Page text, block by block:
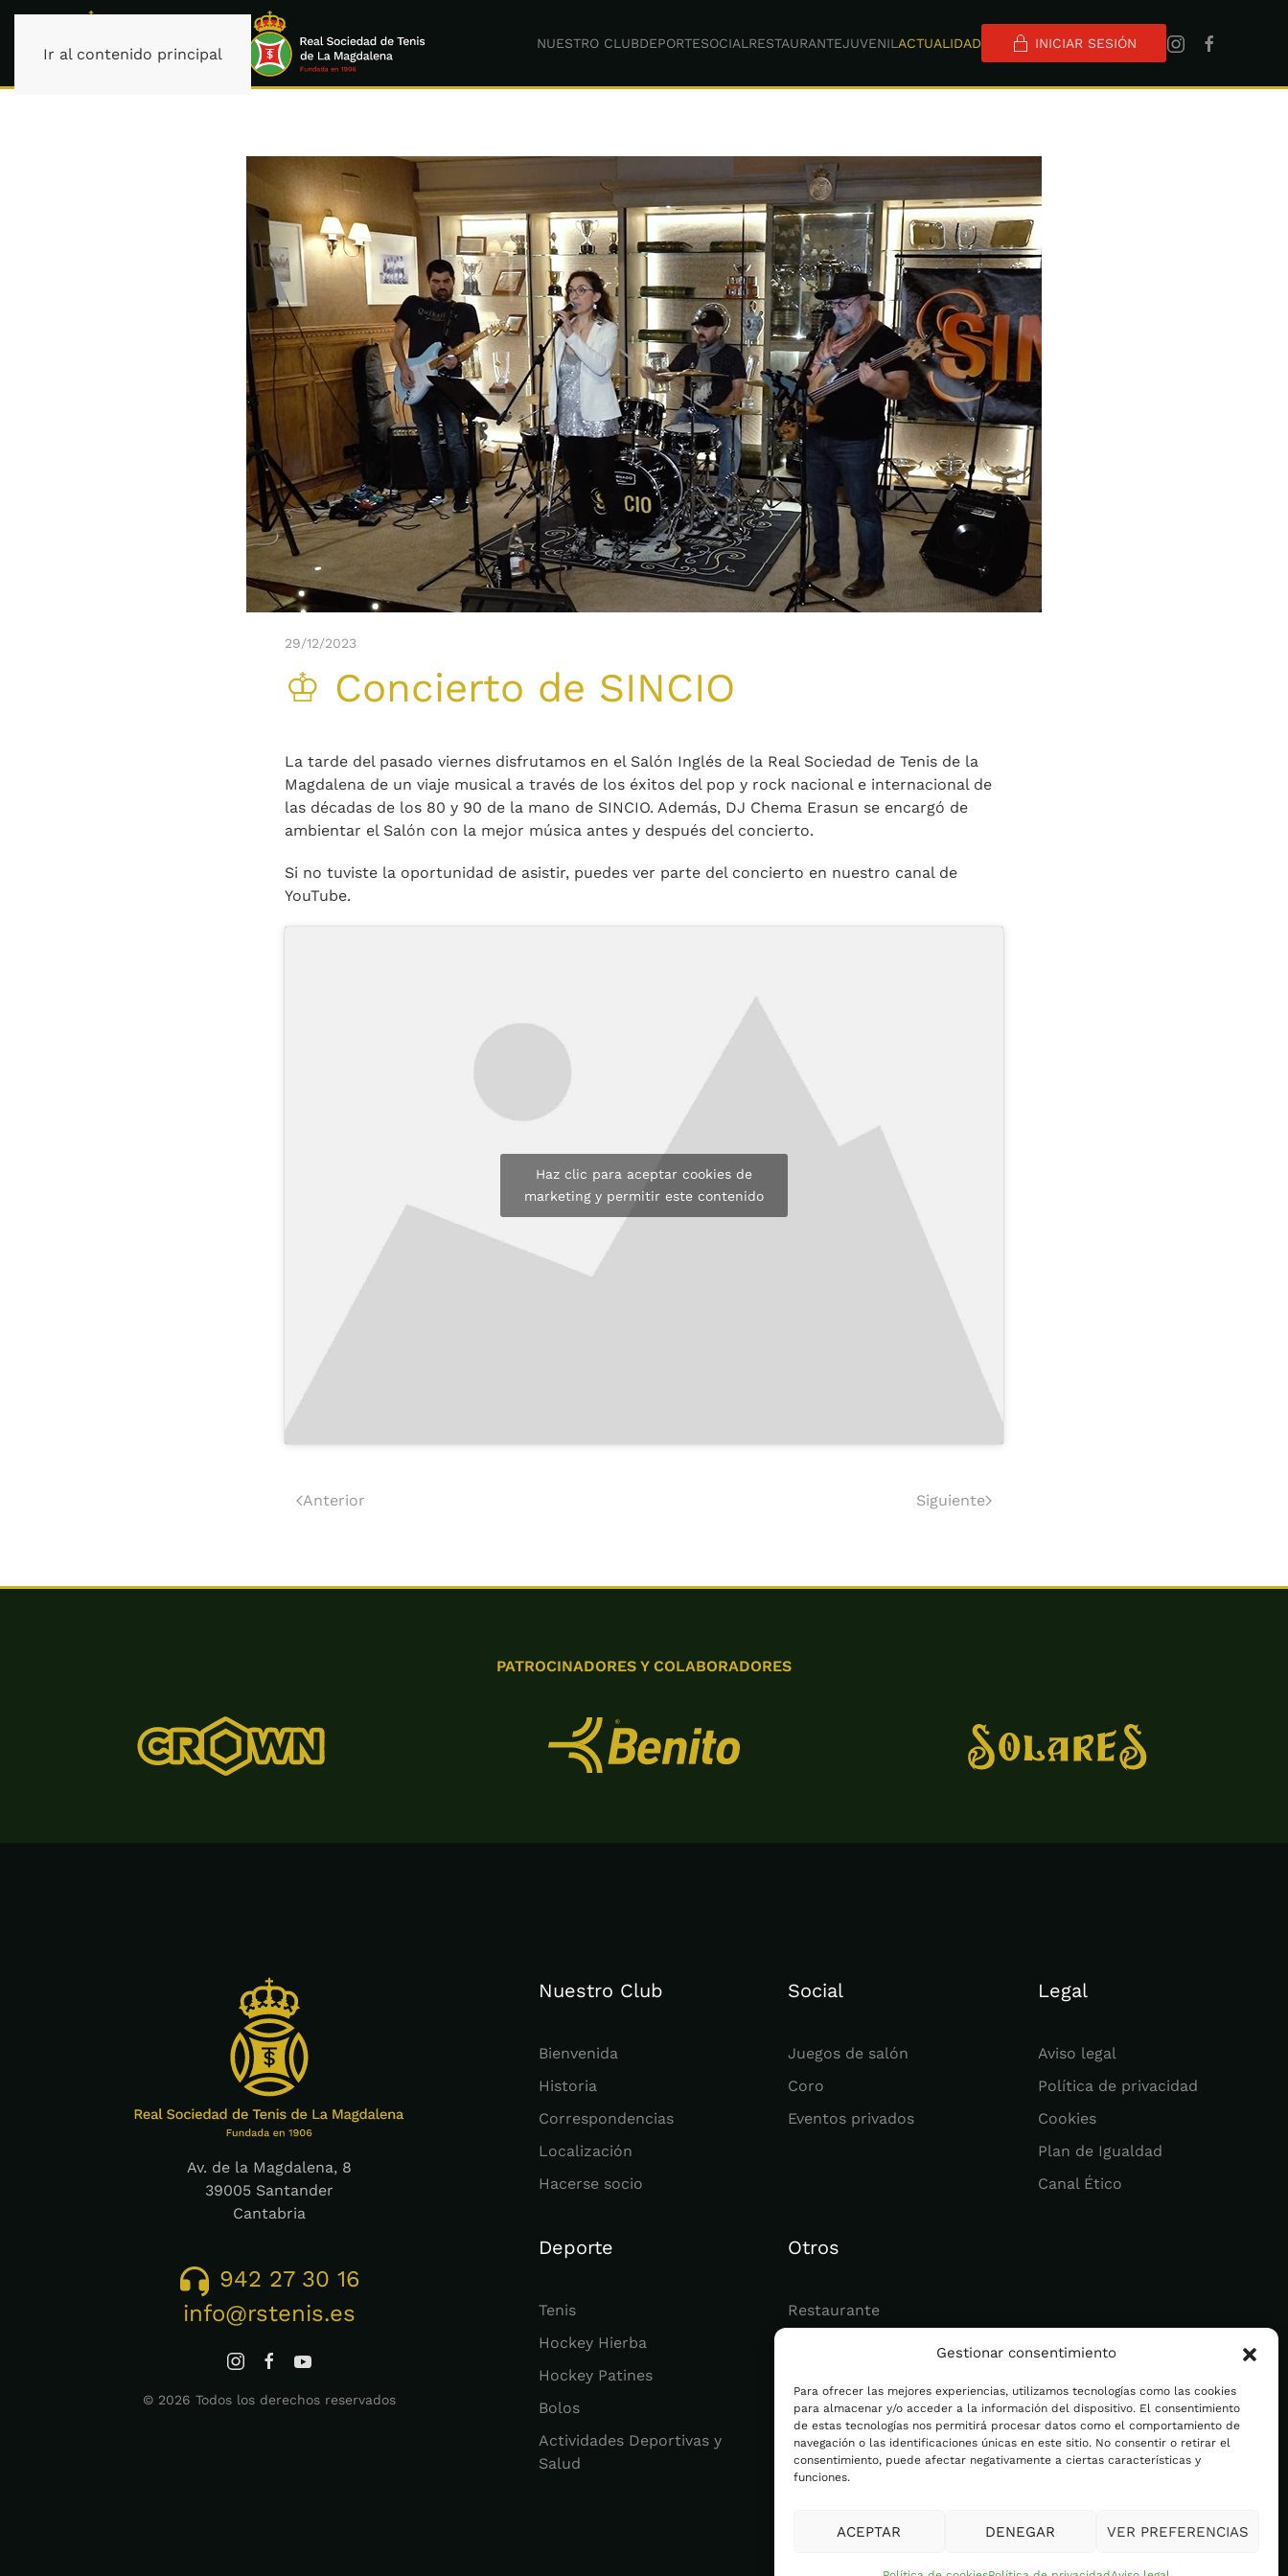
Gestionar consentimiento
Para ofrecer las mejores experiencias, utilizamos tecnologías como las cookies
para almacenar y/o acceder a la información del dispositivo. El consentimiento
de estas tecnologías nos permitirá procesar datos como el comportamiento de
navegación o las identificaciones únicas en este sitio. No consentir o retirar el
consentimiento, puede afectar negativamente a ciertas características y
funciones.
ACEPTAR DENEGAR VER PREFERENCIAS
Ir al contenido principal
NUESTRO CLUBDEPORTESOCIAL RESTAURANTEJUVENIL ACTUALIDAD INICIAR SESIÓN
29/12/2023
♔ Concierto de SINCIO
La tarde del pasado viernes disfrutamos en el Salón Inglés de la Real Sociedad de Tenis de la
Magdalena de un viaje musical a través de los éxitos del pop y rock nacional e internacional de
las décadas de los 80 y 90 de la mano de SINCIO. Además, DJ Chema Erasun se encargó de
ambientar el Salón con la mejor música antes y después del concierto.
Si no tuviste la oportunidad de asistir, puedes ver parte del concierto en nuestro canal de
YouTube.
Haz clic para aceptar cookies de
marketing y permitir este contenido
Anterior Siguiente
PATROCINADORES Y COLABORADORES
Av. de la Magdalena, 8
39005 Santander
Cantabria
942 27 30 16
info@rstenis.es
© 2026 Todos los derechos reservados
Nuestro Club
Bienvenida
Historia
Correspondencias
Localización
Hacerse socio
Deporte
Tenis
Hockey Hierba
Hockey Patines
Bolos
Actividades Deportivas y
Salud
Social
Juegos de salón
Coro
Eventos privados
Otros
Restaurante
Legal
Aviso legal
Política de privacidad
Cookies
Plan de Igualdad
Canal Ético